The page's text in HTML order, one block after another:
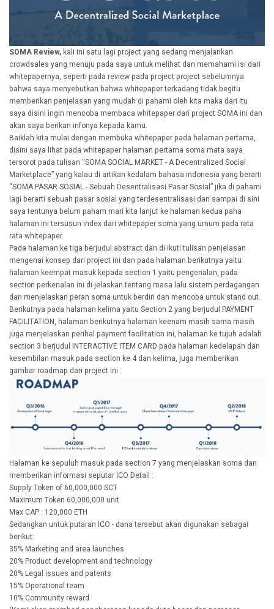
SOMA Review, kali ini satu lagi project yang sedang menjalankan
crowdsales yang menuju pada saya untuk melihat dan memahami isi dari
whitepapernya, seperti pada review pada project project sebelumnya
bahwa saya menyebutkan bahwa whitepaper terkadang tidak begitu
memberikan penjelasan yang mudah di pahami oleh kita maka dari itu
saya disini ingin mencoba membaca whitepaper dari project SOMA ini dan
akan saya berikan infonya kepada kamu.
Baiklah kita mulai dengan membuka whitepaper pada halaman pertama,
disini saya lihat pada whitepaper halaman pertama soma mata saya
tersorot pada tulisan “SOMA SOCIAL MARKET - A Decentralized Social
Marketplace” yang kalau di artikan kedalam bahasa indonesia yang berarti
“SOMA PASAR SOSIAL - Sebuah Desentralisasi Pasar Sosial” jika di pahami
lagi berarti sebuah pasar sosial yang terdesentralisasi dan sampai di sini
saya tentunya belum paham mari kita lanjut ke halaman kedua paha
halaman ini tersusun index dari whitepaper soma yang umum pada rata
rata whitepaper.
Pada halaman ke tiga berjudul abstract dan di ikuti tulisan penjelasan
mengenai konsep dari project ini dan pada halaman berikutnya yaitu
halaman keempat masuk kepada section 1 yaitu pengenalan, pada
section perkenalan ini di jelaskan tentang masa lalu sistem perdagangan
dan menjelaskan peran soma untuk berdiri dan mencoba untuk stand out.
Berikutnya pada halaman kelima yaitu Section 2 yang berjudul PAYMENT
FACILITATION, halaman berikutnya halaman keenam masih sama masih
juga menjelaskan perihal payment facilitation ini, halaman ke tujuh adalah
section 3 berjudul INTERACTIVE ITEM CARD pada halaman kedelapan dan
kesembilan masuk pada section ke 4 dan kelima, juga memberikan
gambar roadmap dari project ini :
Halaman ke sepuluh masuk pada section 7 yang menjelaskan soma dan
memberikan informasi seputar ICO Detail :
Supply Token of 60,000,000 SCT
Maximum Token 60,000,000 unit
Max CAP : 120,000 ETH
Sedangkan untuk putaran ICO - dana tersebut akan digunakan sebagai
berikut:
35% Marketing and area launches
20% Product development and technology
20% Legal issues and patents
15% Operational team
10% Community reward